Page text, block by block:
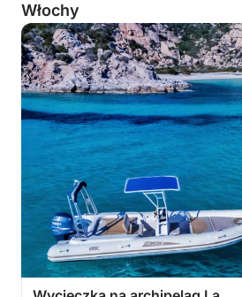
Włochy